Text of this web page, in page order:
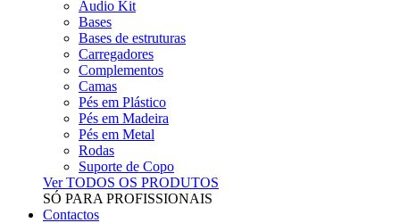
Audio Kit
Bases
Bases de estruturas
Carregadores
Complementos
Camas
Pés em Plástico
Pés em Madeira
Pés em Metal
Rodas
Suporte de Copo
Ver TODOS OS PRODUTOS
SÓ PARA PROFISSIONAIS
Contactos